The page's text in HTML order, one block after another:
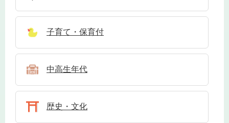
子育て・保育付
中高生年代
歴史・文化